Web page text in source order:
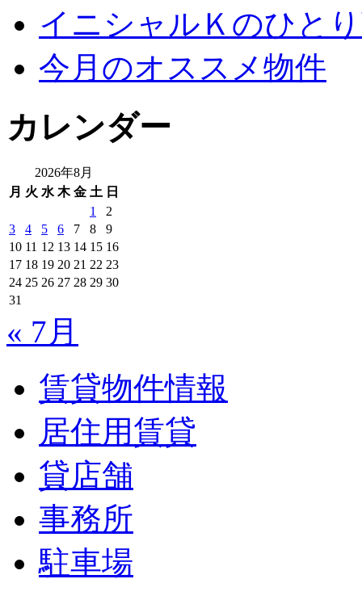
イニシャルＫのひと
今月のオススメ物件
カレンダー
2026年8月
月 火 水 木 金 土 日
1
2
3
4 5 6 7 8
9
10 11 12 13 14 15 16
17 18 19 20 21 22 23
24 25 26 27 28 29 30
31
« 7月
賃貸物件情報
居住用賃貸
貸店舗
事務所
駐車場